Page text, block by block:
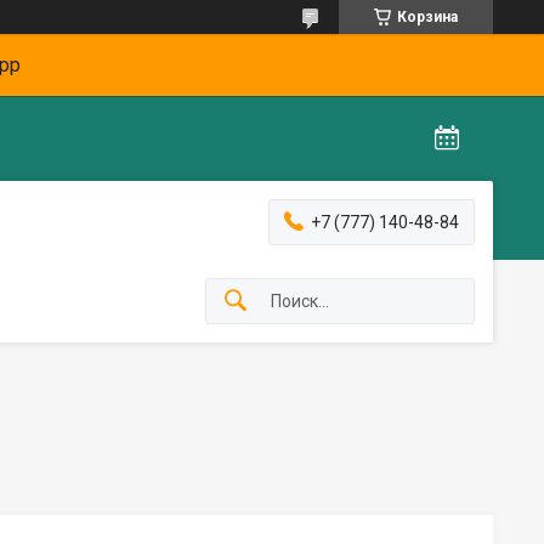
Корзина
+7 (777) 140-48-84